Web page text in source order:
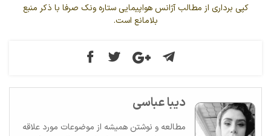
کپی برداری از مطالب آژانس هواپیمایی ستاره ونک صرفا با ذکر منبع
بلامانع است.
دیبا عباسی
مطالعه و نوشتن همیشه از موضوعات مورد علاقه